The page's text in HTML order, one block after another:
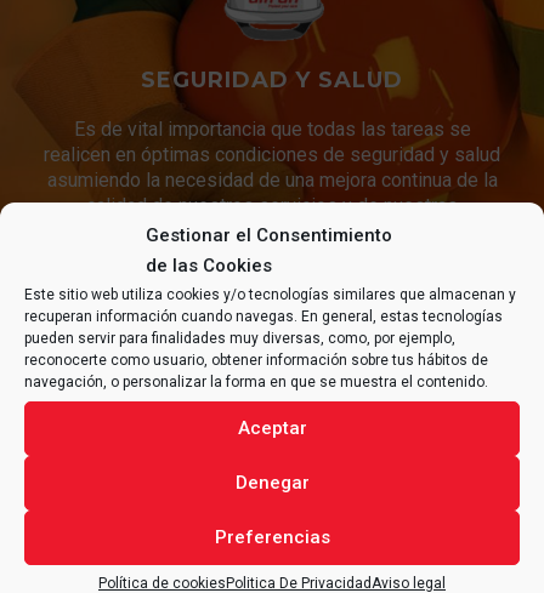
Gestionar el Consentimiento
de las Cookies
Este sitio web utiliza cookies y/o tecnologías similares que almacenan y
recuperan información cuando navegas. En general, estas tecnologías
pueden servir para finalidades muy diversas, como, por ejemplo,
reconocerte como usuario, obtener información sobre tus hábitos de
navegación, o personalizar la forma en que se muestra el contenido.
Aceptar
Denegar
Preferencias
Política de cookiesPolitica De Privacidad Aviso legal
SEGURIDAD Y SALUD
Es de vital importancia que todas las tareas se
realicen en óptimas condiciones de seguridad y salud
asumiendo la necesidad de una mejora continua de la
calidad de nuestros servicios y de nuestras
condiciones de trabajo.
CONTACTA CON ALFRAN®
PARA CUALQUIER CONSULTA
RELACIONADA CON TU
CONTACTAR